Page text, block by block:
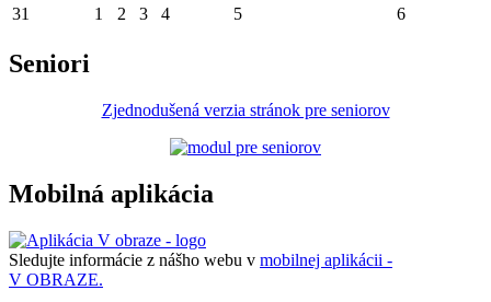
31
1 2 3 4 5 6
Seniori
Zjednodušená verzia stránok pre seniorov
Mobilná aplikácia
Sledujte informácie z nášho webu v mobilnej aplikácii -
V OBRAZE.